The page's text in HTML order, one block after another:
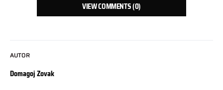
AUTOR
Domagoj Zovak
VIEW COMMENTS (0)